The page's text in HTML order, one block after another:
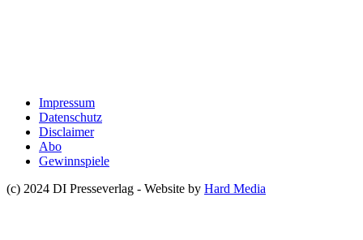
Impressum
Datenschutz
Disclaimer
Abo
Gewinnspiele
(c) 2024 DI Presseverlag - Website by Hard Media